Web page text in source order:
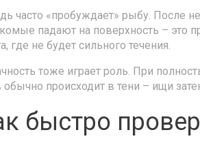
часто «пробуждает» рыбу. После
падают на поверхность – это
где не будет сильного течения.
тоже играет роль. При
обычно происходит в тени – ищи
быстро